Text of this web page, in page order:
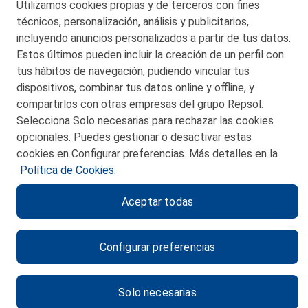
© 2026 Petronor S.A.
CONTACTO
MAPA WEB
POLITICA DE PRIVACIDAD
POLITICA DE COOKIES
CANAL DE ÉTICA
Utilizamos cookies propias y de terceros con fines
técnicos, personalización, análisis y publicitarios,
incluyendo anuncios personalizados a partir de tus datos.
Estos últimos pueden incluir la creación de un perfil con
tus hábitos de navegación, pudiendo vincular tus
dispositivos, combinar tus datos online y offline, y
compartirlos con otras empresas del grupo Repsol.
Selecciona Solo necesarias para rechazar las cookies
opcionales. Puedes gestionar o desactivar estas
cookies en Configurar preferencias. Más detalles en la
Política de Cookies.
Configurar preferencias
Solo necesarias
Aceptar todas